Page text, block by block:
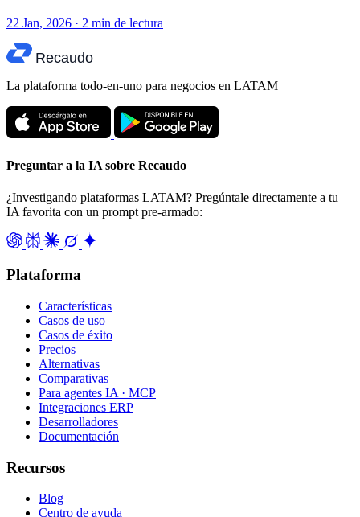
22 Jan, 2026 · 2 min de lectura
Recaudo
La plataforma todo-en-uno para negocios en LATAM
Preguntar a la IA sobre Recaudo
¿Investigando plataformas LATAM? Pregúntale directamente a tu
IA favorita con un prompt pre-armado:
Plataforma
Características
Casos de uso
Casos de éxito
Precios
Alternativas
Comparativas
Para agentes IA · MCP
Integraciones ERP
Desarrolladores
Documentación
Recursos
Blog
Centro de ayuda